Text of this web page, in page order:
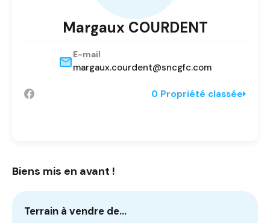
Margaux COURDENT
E-mail
margaux.courdent@sncgfc.com
0 Propriété classée
Biens mis en avant !
Terrain à vendre de…